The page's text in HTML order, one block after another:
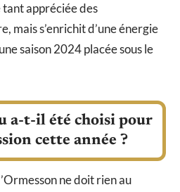
tant appréciée des
mais s’enrichit d’une énergie
saison 2024 placée sous le
a-t-il été choisi pour
cette année ?
ne doit rien au